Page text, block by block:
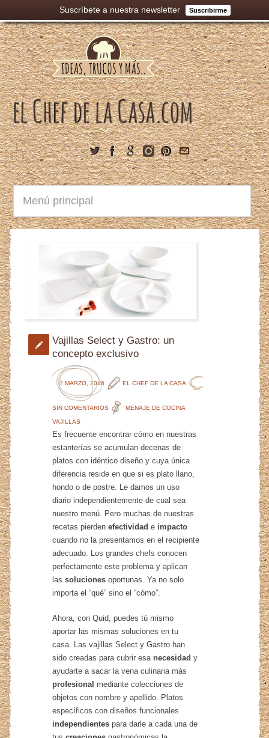
Suscríbete a nuestra newsletter Suscribirme
Vajillas Select y Gastro: un
concepto exclusivo
2 MARZO, 2016 EL CHEF DE LA CASA
SIN COMENTARIOS MENAJE DE COCINA
VAJILLAS
Es frecuente encontrar cómo en nuestras
estanterías se acumulan decenas de
platos con idéntico diseño y cuya única
diferencia reside en que si es plato llano,
hondo o de postre. Le damos un uso
diario independientemente de cual sea
nuestro menú. Pero muchas de nuestras
recetas pierdenefectividad e impacto
cuando no la presentamos en el recipiente
adecuado. Los grandes chefs conocen
perfectamente este problema y aplican
lassoluciones oportunas. Ya no solo
importa el “qué” sino el “cómo”.
Ahora, con Quid, puedes tú mismo
aportar las mismas soluciones en tu
casa. Las vajillas Select y Gastro han
sido creadas para cubrir esa necesidad y
ayudarte a sacar la vena culinaria más
profesional mediante colecciones de
objetos con nombre y apellido. Platos
específicos con diseños funcionales
independientes para darle a cada una de